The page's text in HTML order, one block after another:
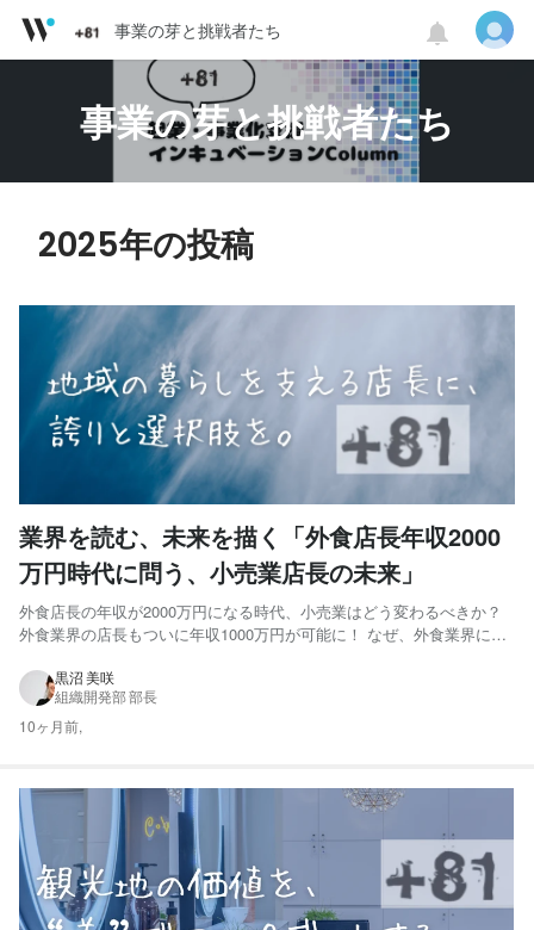
事業の芽と挑戦者たち
事業の芽と挑戦者たち
2025年の投稿
業界を読む、未来を描く「外食店長年収2000
万円時代に問う、小売業店長の未来」
外食店長の年収が2000万円になる時代、小売業はどう変わるべきか？
外食業界の店長もついに年収1000万円が可能に！ なぜ、外食業界に着
の課題は？ 小売業界が今後学ぶべきこととは？ 私たちの挑戦 ミライへ
の問いかけ 外食店長の年収が2000万円に...
黒沼 美咲
組織開発部 部長
10ヶ月前,